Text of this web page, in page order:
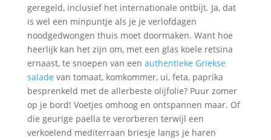
geregeld, inclusief het internationale ontbijt. Ja, dat
is wel een minpuntje als je je verlofdagen
noodgedwongen thuis moet doormaken. Want hoe
heerlijk kan het zijn om, met een glas koele retsina
ernaast, te snoepen van een authentieke Griekse
salade van tomaat, komkommer, ui, feta, paprika
besprenkeld met de allerbeste olijfolie? Puur zomer
op je bord! Voetjes omhoog en ontspannen maar. Of
die geurige paella te verorberen terwijl een
verkoelend mediterraan briesje langs je haren